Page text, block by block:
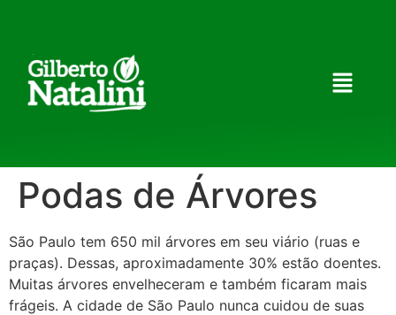
Podas de Árvores
São Paulo tem 650 mil árvores em seu viário (ruas e
praças). Dessas, aproximadamente 30% estão doentes.
Muitas árvores envelheceram e também ficaram mais
frágeis. A cidade de São Paulo nunca cuidou de suas